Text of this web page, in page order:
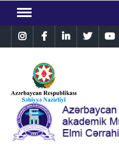
contentInstagramFacebook
LinkedinTwitter